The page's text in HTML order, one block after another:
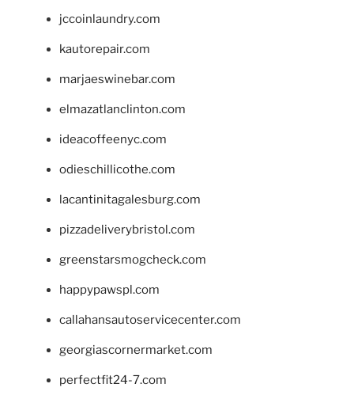
jccoinlaundry.com
kautorepair.com
marjaeswinebar.com
elmazatlanclinton.com
ideacoffeenyc.com
odieschillicothe.com
lacantinitagalesburg.com
pizzadeliverybristol.com
greenstarsmogcheck.com
happypawspl.com
callahansautoservicecenter.com
georgiascornermarket.com
perfectfit24-7.com